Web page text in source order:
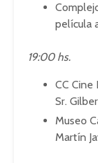
película
19:00 hs.
CC
Sr.
Museo
Martín